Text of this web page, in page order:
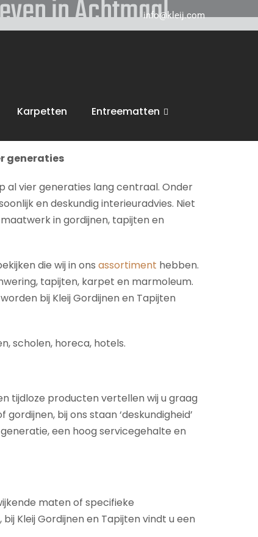
info@kleij.com
Karpetten Entreematten
in Achtmaal
en vloeren. Wij voeren dan ook
generaties
al vier generaties lang centraal. Onder
en deskundig interieuradvies. Niet
in gordijnen, tapijten en
die wij in ons assortiment hebben.
tapijten, karpet en marmoleum.
bij Kleij Gordijnen en Tapijten
scholen, horeca, hotels.
tijdloze producten vertellen wij u graag
bij ons staan ‘deskundigheid’
een hoog servicegehalte en
maten of specifieke
Kleij Gordijnen en Tapijten vindt u een